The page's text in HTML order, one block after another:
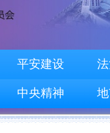
平安建设
中央精神